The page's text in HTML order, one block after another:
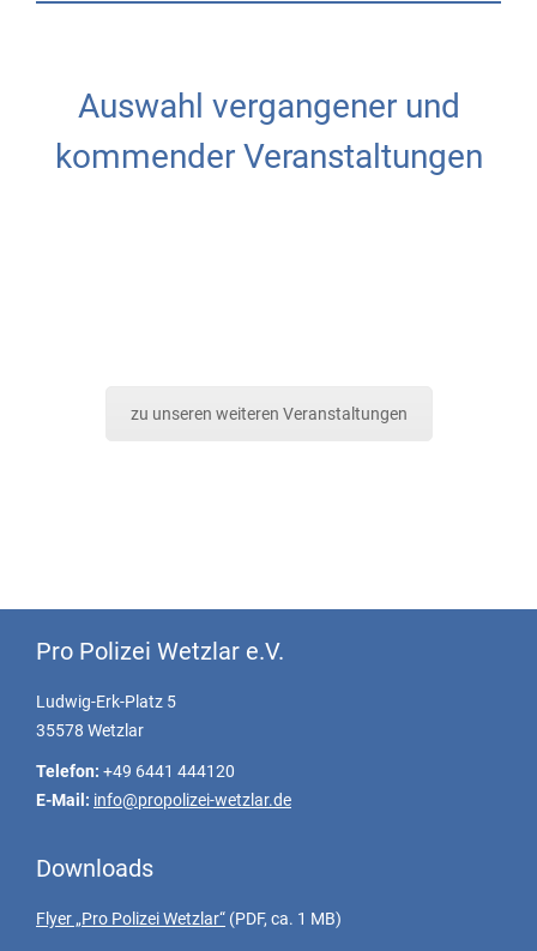
Auswahl vergangener und
kommender Veranstaltungen
zu unseren weiteren Veranstaltungen
Pro Polizei Wetzlar e.V.
Ludwig-Erk-Platz 5
35578 Wetzlar
Telefon: +49 6441 444120
E-Mail: info@propolizei-wetzlar.de
Downloads
Flyer „Pro Polizei Wetzlar“ (PDF, ca. 1 MB)